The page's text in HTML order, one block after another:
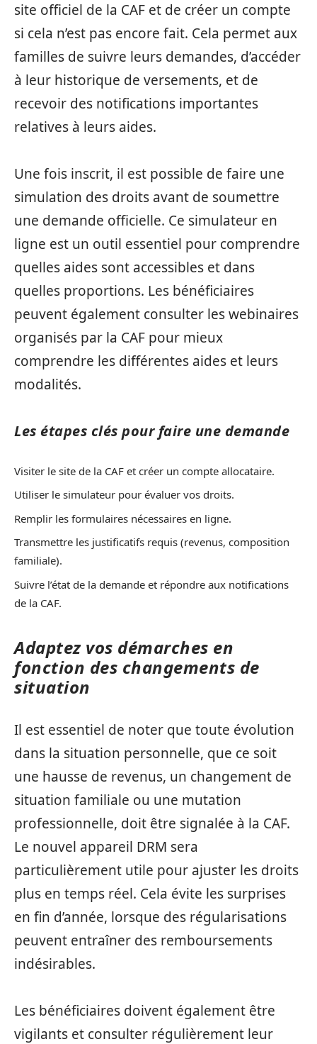
site officiel de la CAF et de créer un compte
si cela n’est pas encore fait. Cela permet aux
familles de suivre leurs demandes, d’accéder
à leur historique de versements, et de
recevoir des notifications importantes
relatives à leurs aides.
Une fois inscrit, il est possible de faire une
simulation des droits avant de soumettre
une demande officielle. Ce simulateur en
ligne est un outil essentiel pour comprendre
quelles aides sont accessibles et dans
quelles proportions. Les bénéficiaires
peuvent également consulter les webinaires
organisés par la CAF pour mieux
comprendre les différentes aides et leurs
modalités.
Les étapes clés pour faire une demande
Visiter le site de la CAF et créer un compte allocataire.
Utiliser le simulateur pour évaluer vos droits.
Remplir les formulaires nécessaires en ligne.
Transmettre les justificatifs requis (revenus, composition
familiale).
Suivre l’état de la demande et répondre aux notifications
de la CAF.
Adaptez vos démarches en
fonction des changements de
situation
Il est essentiel de noter que toute évolution
dans la situation personnelle, que ce soit
une hausse de revenus, un changement de
situation familiale ou une mutation
professionnelle, doit être signalée à la CAF.
Le nouvel appareil DRM sera
particulièrement utile pour ajuster les droits
plus en temps réel. Cela évite les surprises
en fin d’année, lorsque des régularisations
peuvent entraîner des remboursements
indésirables.
Les bénéficiaires doivent également être
vigilants et consulter régulièrement leur